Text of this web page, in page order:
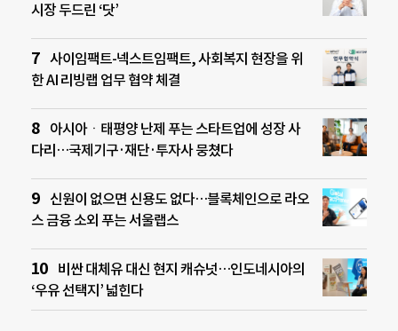
시장 두드린 ‘닷’
사이임팩트-넥스트임팩트, 사회복지 현장을 위
한 AI 리빙랩 업무 협약 체결
아시아ㆍ태평양 난제 푸는 스타트업에 성장 사
다리…국제기구·재단·투자사 뭉쳤다
신원이 없으면 신용도 없다…블록체인으로 라오
스 금융 소외 푸는 서울랩스
비싼 대체유 대신 현지 캐슈넛…인도네시아의
‘우유 선택지’ 넓힌다